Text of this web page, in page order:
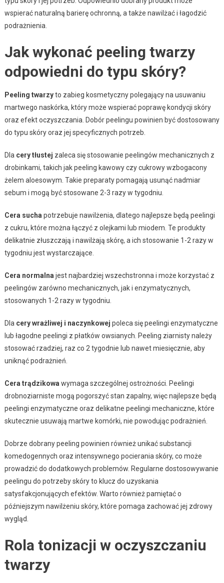
wspierać naturalną barierę ochronną, a także nawilżać i łagodzić
podrażnienia.
Jak wykonać peeling twarzy
odpowiedni do typu skóry?
Peeling twarzyto zabieg kosmetyczny polegający na usuwaniu
martwego naskórka, który może wspierać poprawę kondycji skóry
oraz efekt oczyszczania. Dobór peelingu powinien być dostosowany
do typu skóry oraz jej specyficznych potrzeb.
Dla cery tłustej zaleca się stosowanie peelingów mechanicznych z
drobinkami, takich jak peeling kawowy czy cukrowy wzbogacony
żelem aloesowym. Takie preparaty pomagają usunąć nadmiar
sebum i mogą być stosowane 2-3 razy w tygodniu.
Cera sucha potrzebuje nawilżenia, dlatego najlepsze będą peelingi
z cukru, które można łączyć z olejkami lub miodem. Te produkty
delikatnie złuszczają i nawilżają skórę, a ich stosowanie 1-2 razy w
tygodniu jest wystarczające.
Cera normalna jest najbardziej wszechstronna i może korzystać z
peelingów zarówno mechanicznych, jak i enzymatycznych,
stosowanych 1-2 razy w tygodniu.
Dla cery wrażliwej i naczynkowej poleca się peelingi enzymatyczne
lub łagodne peelingi z płatków owsianych. Peeling ziarnisty należy
stosować rzadziej, raz co 2 tygodnie lub nawet miesięcznie, aby
uniknąć podrażnień.
Cera trądzikowa wymaga szczególnej ostrożności. Peelingi
drobnoziarniste mogą pogorszyć stan zapalny, więc najlepsze będą
peelingi enzymatyczne oraz delikatne peelingi mechaniczne, które
skutecznie usuwają martwe komórki, nie powodując podrażnień.
Dobrze dobrany peeling powinien również unikać substancji
komedogennych oraz intensywnego pocierania skóry, co może
prowadzić do dodatkowych problemów. Regularne dostosowywanie
peelingu do potrzeby skóry to klucz do uzyskania
satysfakcjonujących efektów. Warto również pamiętać o
późniejszym nawilżeniu skóry, które pomaga zachować jej zdrowy
wygląd.
Rola tonizacji w oczyszczaniu
twarzy